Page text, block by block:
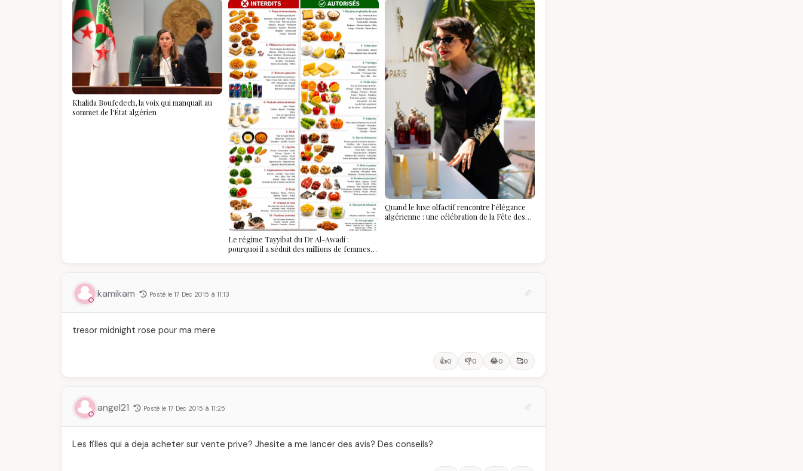
Khalida Boufedech, la voix qui manquait au
sommet de l'État algérien
Le régime Tayyibat du Dr Al-Awadi :
pourquoi il a séduit des millions de femmes
Quand le luxe olfactif rencontre l’élégance
algérienne : une célébration de la Fête des
kamikam Posté le 17 Dec 2015 à 11:13
tresor midnight rose pour ma mere
👍0 👎0 😂0 🥰0
angel21 Posté le 17 Dec 2015 à 11:25
Les filles qui a deja acheter sur vente prive? Jhesite a me lancer des avis? Des conseils?